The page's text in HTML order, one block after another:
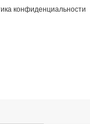
конфиденциальности